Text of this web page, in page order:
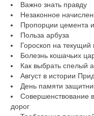
Важно знать правду
Незаконное
Пропорции цемента
Польза арбуза
Гороскоп на текущий
Болезнь кошачьих
Как выбрать спелый
Август в истории
День памяти
Совершенствование
дорог